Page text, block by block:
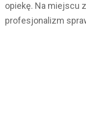
opiekę. Na miejscu
profesjonalizm